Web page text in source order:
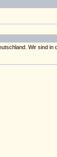
Wir sind in